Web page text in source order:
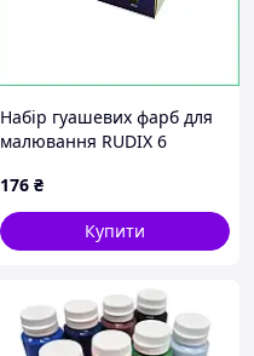
Набір гуашевих фарб для
малювання RUDIX 6
дитячої творчості преміум
художній
176 ₴
Купити